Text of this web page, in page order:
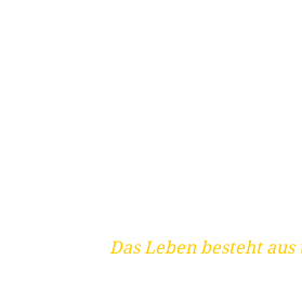
Das Leben besteht